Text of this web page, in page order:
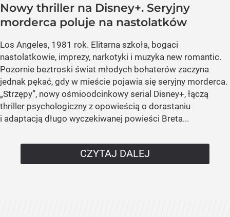
Nowy thriller na Disney+. Seryjny
morderca poluje na nastolatków
Los Angeles, 1981 rok. Elitarna szkoła, bogaci
nastolatkowie, imprezy, narkotyki i muzyka new romantic.
Pozornie beztroski świat młodych bohaterów zaczyna
jednak pękać, gdy w mieście pojawia się seryjny morderca.
„Strzępy”, nowy ośmioodcinkowy serial Disney+, łączą
thriller psychologiczny z opowieścią o dorastaniu
i adaptacją długo wyczekiwanej powieści Breta...
CZYTAJ DALEJ